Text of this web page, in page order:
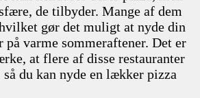
de tilbyder. Mange af dem
gør det muligt at nyde din
varme sommeraftener. Det er
at flere af disse restauranter
du kan nyde en lækker pizza